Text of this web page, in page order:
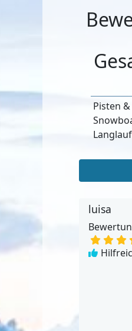
Pisten
Langlauf
luisa